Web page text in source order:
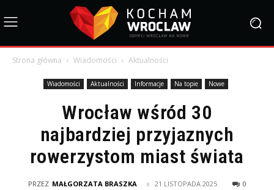
Strona główna Wiadomości Aktualności
Wiadomości Aktualności Informacje Na topie Nowe
Wrocław wśród 30
najbardziej przyjaznych
rowerzystom miast świata
PRZEZ MAŁGORZATA BRASZKA 21 LISTOPADA 2025 0